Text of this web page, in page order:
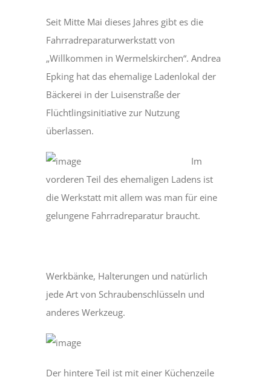
Seit Mitte Mai dieses Jahres gibt es die
Fahrradreparaturwerkstatt von
„Willkommen in Wermelskirchen“. Andrea
Epking hat das ehemalige Ladenlokal der
Bäckerei in der Luisenstraße der
Flüchtlingsinitiative zur Nutzung
überlassen.
Im
vorderen Teil des ehemaligen Ladens ist
die Werkstatt mit allem was man für eine
gelungene Fahrradreparatur braucht.
Werkbänke, Halterungen und natürlich
jede Art von Schraubenschlüsseln und
anderes Werkzeug.
Der hintere Teil ist mit einer Küchenzeile